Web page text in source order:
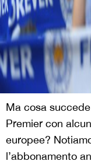
Ma cosa
Premier con
europee?
l’abbonamento